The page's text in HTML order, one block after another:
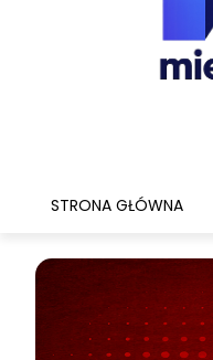
STRONA GŁÓWNA